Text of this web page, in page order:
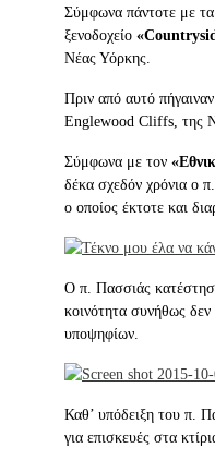
Σύμφωνα πάντοτε με τα
ξενοδοχείο
Νέας Υόρκης.
Πριν από αυτό
Englewood Cliffs, της
Σύμφωνα με τον
δέκα σχεδόν χρόνια ο
ο οποίος έκτοτε και
Ο π. Πασσιάς
κοινότητα συνήθως δεν
υποψηφίων.
Καθ’ υπόδειξη του π.
για επισκευές στα